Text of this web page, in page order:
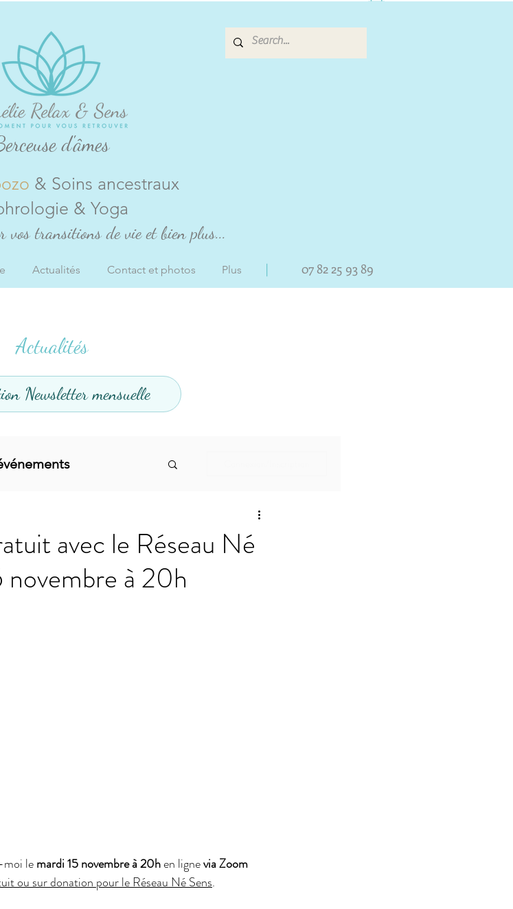
Actualités
Newsletter mensuelle
infos Yoga Soins
avec le Réseau Né
novembre à 20h
moi le mardi 15 novembre à 20h en ligne via Zoom
ou sur donation pour le Réseau Né Sens.
d'âmes
& Soins ancestraux
& Yoga
vos transitions de vie et bien plus...
Actualités Contact et photos Plus | 07 82 25 93 89